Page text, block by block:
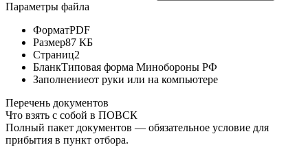
Параметры файла
ФорматPDF
Размер87 КБ
Страниц2
БланкТиповая форма Минобороны РФ
Заполнениеот руки или на компьютере
Перечень документов
Что взять с собой в ПОВСК
Полный пакет документов — обязательное условие для
прибытия в пункт отбора.